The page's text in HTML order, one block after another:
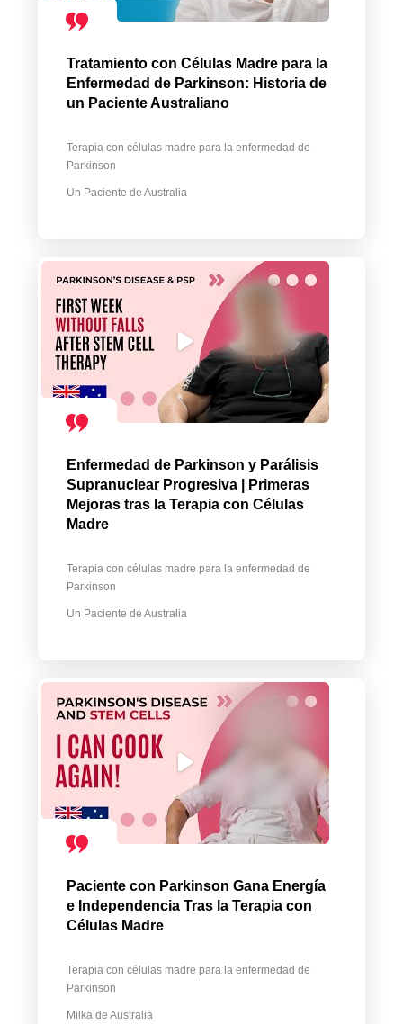
Tratamiento con Células Madre para la
Enfermedad de Parkinson: Historia de
un Paciente Australiano
Terapia con células madre para la enfermedad de
Parkinson
Un Paciente de Australia
Enfermedad de Parkinson y Parálisis
Supranuclear Progresiva | Primeras
Mejoras tras la Terapia con Células
Madre
Terapia con células madre para la enfermedad de
Parkinson
Un Paciente de Australia
Paciente con Parkinson Gana Energía
e Independencia Tras la Terapia con
Células Madre
Terapia con células madre para la enfermedad de
Parkinson
Milka de Australia